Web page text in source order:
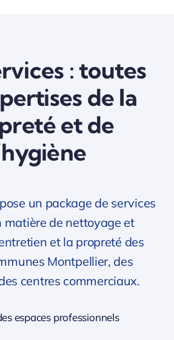
: toutes
de la
et de
un package de services
matière de nettoyage et
et la propreté des
Montpellier, des
centres commerciaux.
espaces professionnels